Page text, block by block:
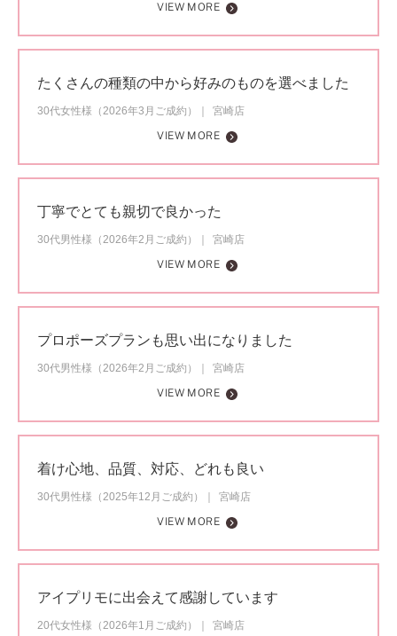
VIEW MORE
たくさんの種類の中から好みのものを選べました
30代女性様（2026年3月ご成約）
宮崎店
VIEW MORE
丁寧でとても親切で良かった
30代男性様（2026年2月ご成約）
宮崎店
VIEW MORE
プロポーズプランも思い出になりました
30代男性様（2026年2月ご成約）
宮崎店
VIEW MORE
着け心地、品質、対応、どれも良い
30代男性様（2025年12月ご成約）
宮崎店
VIEW MORE
アイプリモに出会えて感謝しています
20代女性様（2026年1月ご成約）
宮崎店